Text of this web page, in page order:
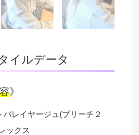
イルデータ
》
バレイヤージュ(ブリーチ２
ックス